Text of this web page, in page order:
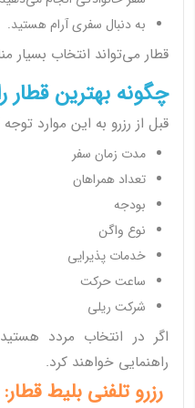
به دنبال سفری آرام هستید.
قطار می‌تواند انتخاب بسیار
چگونه بهترین قطار
قبل از رزرو به این موارد توجه
مدت زمان سفر
تعداد همراهان
بودجه
نوع واگن
خدمات پذیرایی
ساعت حرکت
شرکت ریلی
اگر در انتخاب مردد
راهنمایی خواهند کرد.
رزرو تلفنی بلیط قطار: 02191007574